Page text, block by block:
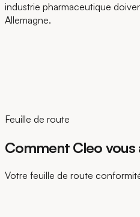
industrie pharmaceutique
Allemagne.
Feuille de route
Comment Cleo vous
Votre feuille de route